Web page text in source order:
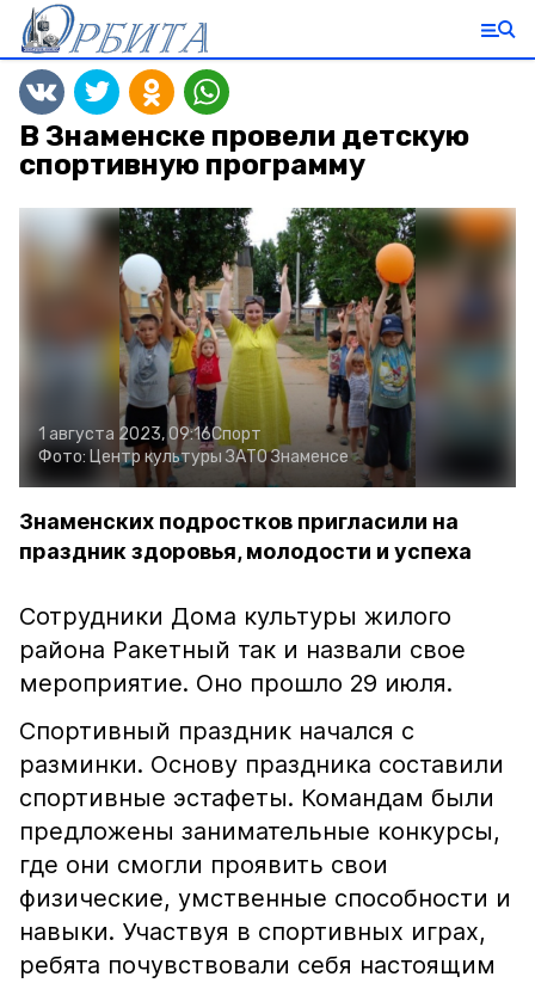
В Знаменске провели детскую
спортивную программу
1 августа 2023, 09:16Спорт
Фото: Центр культуры ЗАТО Знаменсе
Знаменских подростков пригласили на
праздник здоровья, молодости и успеха
Сотрудники Дома культуры жилого
района Ракетный так и назвали свое
мероприятие. Оно прошло 29 июля.
Спортивный праздник начался с
разминки. Основу праздника составили
спортивные эстафеты. Командам были
предложены занимательные конкурсы,
где они смогли проявить свои
физические, умственные способности и
навыки. Участвуя в спортивных играх,
ребята почувствовали себя настоящим